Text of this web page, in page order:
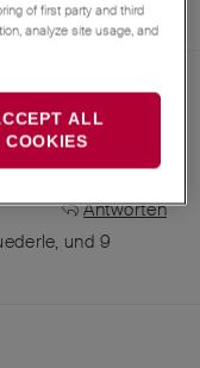
2025
so. Wenn man so
gerne
Antworten
, und9
of first party and third
analyze site usage, and
ALL
COOKIES